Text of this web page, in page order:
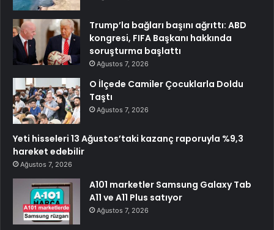
Trump’la bağları başını ağrıttı: ABD
kongresi, FIFA Başkanı hakkında
soruşturma başlattı
Ağustos 7, 2026
O İlçede Camiler Çocuklarla Doldu
Taştı
Ağustos 7, 2026
Yeti hisseleri 13 Ağustos’taki kazanç raporuyla %9,3
hareket edebilir
Ağustos 7, 2026
A101 marketler Samsung Galaxy Tab
A11 ve A11 Plus satıyor
Ağustos 7, 2026